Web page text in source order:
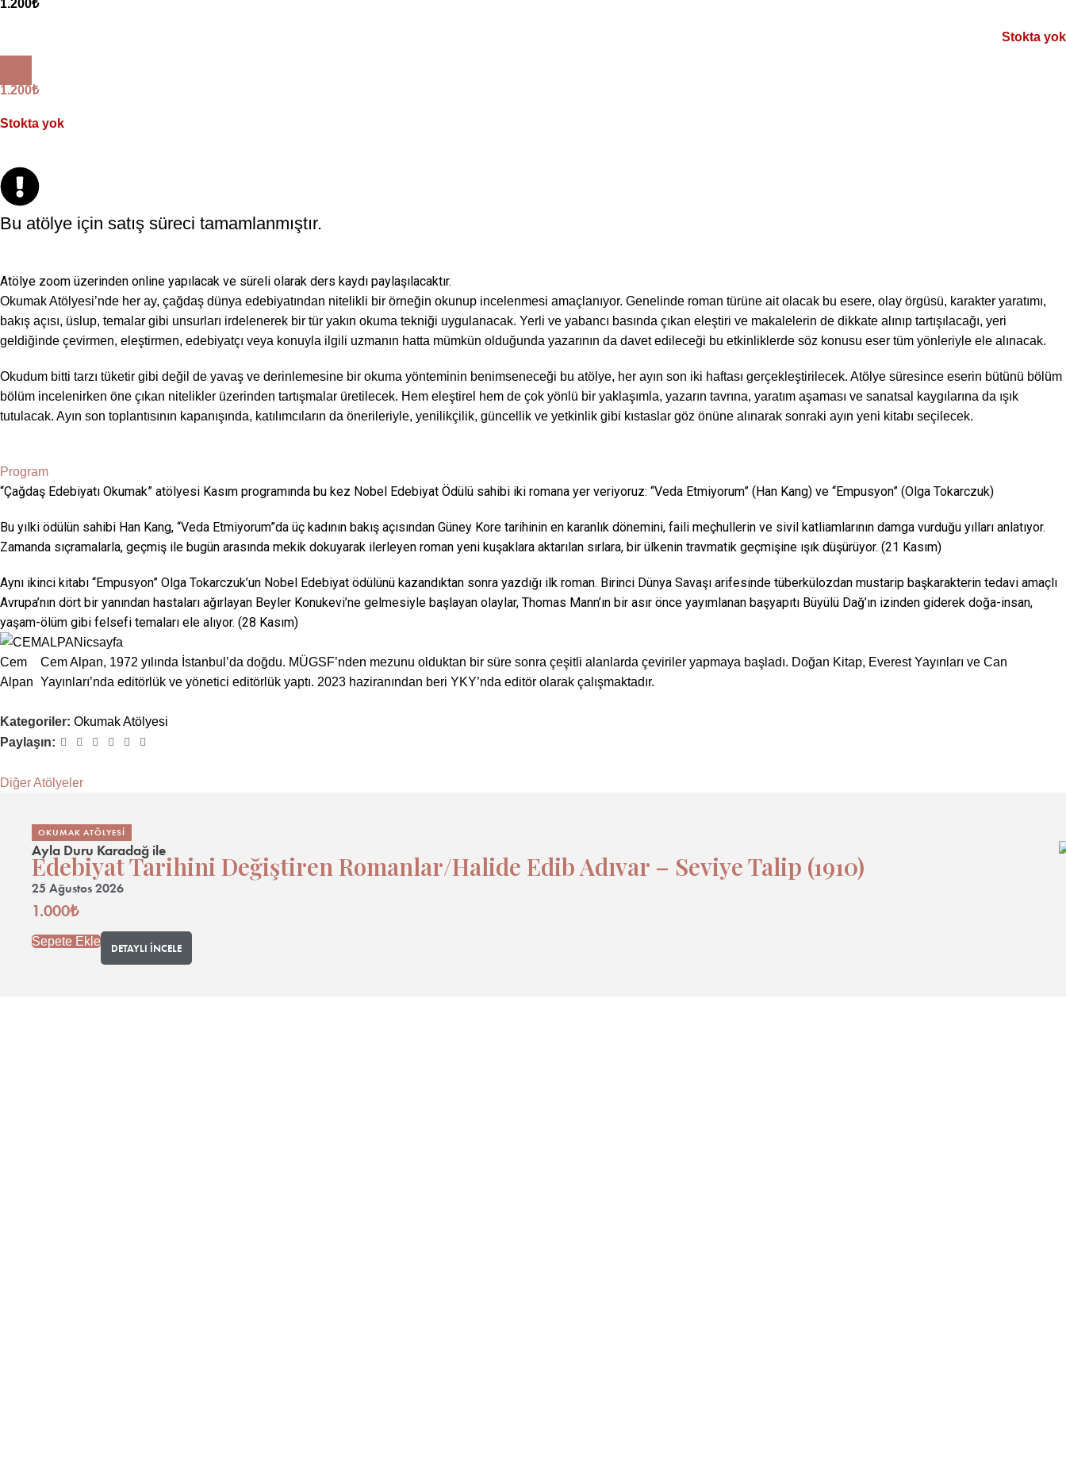
1.200₺
Stokta yok
1.200₺
Stokta yok
Bu atölye için satış süreci tamamlanmıştır.
Atölye zoom üzerinden online yapılacak ve süreli olarak ders kaydı paylaşılacaktır.
Okumak Atölyesi’nde her ay, çağdaş dünya edebiyatından nitelikli bir örneğin okunup incelenmesi amaçlanıyor. Genelinde roman türüne ait olacak bu esere, olay örgüsü, karakter yaratımı,
bakış açısı, üslup, temalar gibi unsurları irdelenerek bir tür yakın okuma tekniği uygulanacak. Yerli ve yabancı basında çıkan eleştiri ve makalelerin de dikkate alınıp tartışılacağı, yeri
geldiğinde çevirmen, eleştirmen, edebiyatçı veya konuyla ilgili uzmanın hatta mümkün olduğunda yazarının da davet edileceği bu etkinliklerde söz konusu eser tüm yönleriyle ele alınacak.
Okudum bitti tarzı tüketir gibi değil de yavaş ve derinlemesine bir okuma yönteminin benimseneceği bu atölye, her ayın son iki haftası gerçekleştirilecek. Atölye süresince eserin bütünü bölüm
bölüm incelenirken öne çıkan nitelikler üzerinden tartışmalar üretilecek. Hem eleştirel hem de çok yönlü bir yaklaşımla, yazarın tavrına, yaratım aşaması ve sanatsal kaygılarına da ışık
tutulacak. Ayın son toplantısının kapanışında, katılımcıların da önerileriyle, yenilikçilik, güncellik ve yetkinlik gibi kıstaslar göz önüne alınarak sonraki ayın yeni kitabı seçilecek.
Program
“Çağdaş Edebiyatı Okumak” atölyesi Kasım programında bu kez Nobel Edebiyat Ödülü sahibi iki romana yer veriyoruz: “Veda Etmiyorum” (Han Kang) ve “Empusyon” (Olga Tokarczuk)
Bu yılki ödülün sahibi Han Kang, “Veda Etmiyorum”da üç kadının bakış açısından Güney Kore tarihinin en karanlık dönemini, faili meçhullerin ve sivil katliamlarının damga vurduğu yılları anlatıyor.
Zamanda sıçramalarla, geçmiş ile bugün arasında mekik dokuyarak ilerleyen roman yeni kuşaklara aktarılan sırlara, bir ülkenin travmatik geçmişine ışık düşürüyor. (21 Kasım)
Aynı ikinci kitabı “Empusyon” Olga Tokarczuk’un Nobel Edebiyat ödülünü kazandıktan sonra yazdığı ilk roman. Birinci Dünya Savaşı arifesinde tüberkülozdan mustarip başkarakterin tedavi amaçlı
Avrupa’nın dört bir yanından hastaları ağırlayan Beyler Konukevi’ne gelmesiyle başlayan olaylar, Thomas Mann’ın bir asır önce yayımlanan başyapıtı Büyülü Dağ’ın izinden giderek doğa-insan,
yaşam-ölüm gibi felsefi temaları ele alıyor. (28 Kasım)
Cem
Alpan
Cem Alpan, 1972 yılında İstanbul’da doğdu. MÜGSF’nden mezunu olduktan bir süre sonra çeşitli alanlarda çeviriler yapmaya başladı. Doğan Kitap, Everest Yayınları ve Can
Yayınları’nda editörlük ve yönetici editörlük yaptı. 2023 haziranından beri YKY’nda editör olarak çalışmaktadır.
Kategoriler: Okumak Atölyesi
Paylaşın:
Diğer Atölyeler
OKUMAK ATÖLYESI
Ayla Duru Karadağ ile
Edebiyat Tarihini Değiştiren Romanlar/Halide Edib Adıvar – Seviye Talip (1910)
25 Ağustos 2026
1.000₺
Sepete Ekle
DETAYLI İNCELE